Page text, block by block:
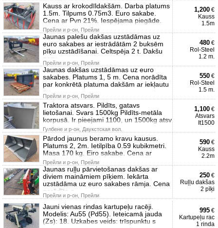
Kauss ar krokodīldakšām. Darba platums
1.5m. Tilpums 0.75m3. Euro sakabe.
Cena ar Pvn 21%. Iespējama piegāde.
Прейли и р-он, Прейли
1,200 €
Kauss
1.5m
Jaunas palešu dakšas uzstādāmas uz
euro sakabes ar iestrādātām 2 buksēm
pīķu uzstādīšanai. Celtspēja 2 t. Dakšu
garu
Прейли и р-он, Прейли
480 €
Rol-Steel
1.2 m.
Jaunas dakšas uzstādāmas uz euro
sakabes. Platums 1, 5 m. Cena norādīta
par konkrētā platuma dakšām ar iekļautu
pv
Прейли и р-он, Прейли
550 €
Rol-Steel
1.5 m.
Traktora atsvars. Pildīts, gatavs
lietošanai. Svars 1500kg Pildīts-metāla
korpusā. Ir pieejami 1100, un 1500kg atsv
Гулбене и р-он, Даукстская вол.
1,100 €
Atsvars
It1500
Pārdod jaunus beramo kravu kausus.
Platums 2, 2m. Ietilpība 0.59 kubikmetri.
Masa 170 kg. Eiro sakabe. Cena ar
Прейли и р-он, Прейли
590 €
Kauss
2.2m
Jaunas ruļļu pārvietošanas dakšas ar
diviem maināmiem pīķiem. Iekārta
uzstādāma uz euro sakabes rāmja. Cena
norādīta a
Прейли и р-он, Прейли
250 €
Ruļļu dakšas
2 pīķi
Jauni vienas rindas kartupeļu racēji.
Modelis: Au55 (Pd55). Ieteicamā jauda
(Zs): 18. Uzkabes veids: trīspunktu s
995 €
Kartupeļu rac
1 rinda